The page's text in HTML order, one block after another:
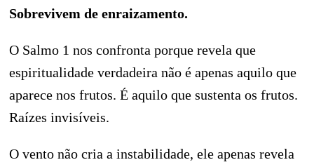
Sobrevivem de enraizamento.
O Salmo 1 nos confronta porque revela que
espiritualidade verdadeira não é apenas aquilo que
aparece nos frutos. É aquilo que sustenta os frutos.
Raízes invisíveis.
O vento não cria a instabilidade, ele apenas revela